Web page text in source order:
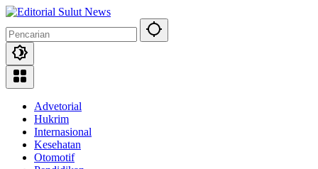
Langsung
konten
Advetorial
Hukrim
Internasional
Kesehatan
Otomotif